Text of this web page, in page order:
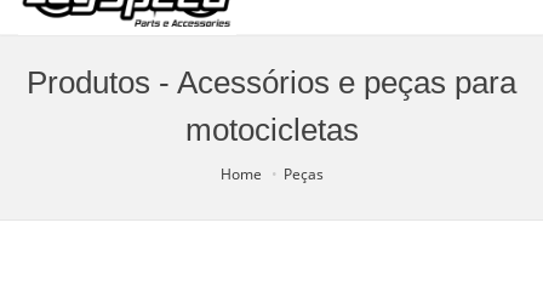
Produtos - Acessórios e peças para
motocicletas
Home Peças